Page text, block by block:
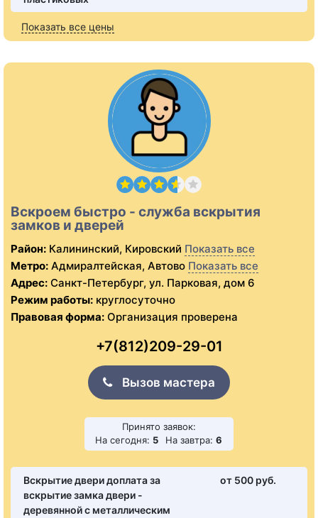
Показать все цены
Вскроем быстро - служба вскрытия
замков и дверей
Район: Калининский, Кировский Показать все
Метро: Адмиралтейская, Автово Показать все
Адрес: Санкт-Петербург, ул. Парковая, дом 6
Режим работы: круглосуточно
Правовая форма: Организация проверена
+7(812)209-29-01
Вызов мастера
Принято заявок:
На сегодня: 5 На завтра: 6
Вскрытие двери доплата за
вскрытие замка двери -
деревянной с металлическим
от 500 pуб.